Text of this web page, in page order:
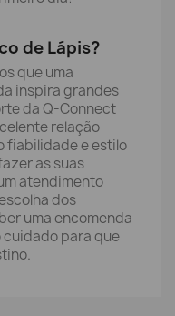
de Lápis?
que uma
inspira grandes
da Q-Connect
relação
fiabilidade e estilo
as suas
atendimento
dos
uma encomenda
cuidado para que